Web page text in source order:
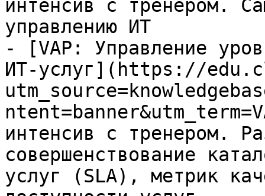
интенсив с тренером.
управлению ИТ
- [VAP: Управление
ИТ-услуг](https://
интенсив с тренером.
совершенствование
услуг (SLA), метрик